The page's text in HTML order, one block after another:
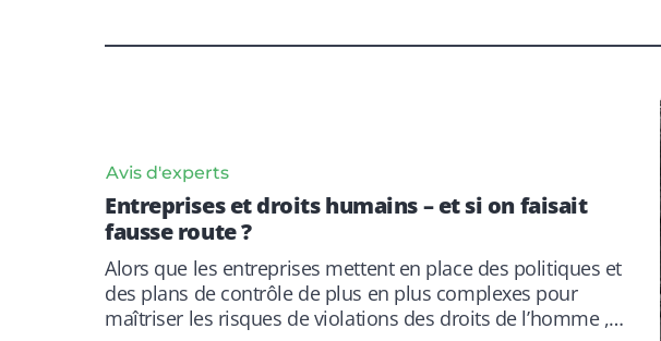
Avis d'experts
Entreprises et droits humains – et si on faisait
fausse route ?
Alors que les entreprises mettent en place des politiques et
des plans de contrôle de plus en plus complexes pour
maîtriser les risques de violations des droits de l’homme ,…